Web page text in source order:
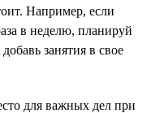
Например, если
в неделю, планируй
занятия в свое
для важных дел при